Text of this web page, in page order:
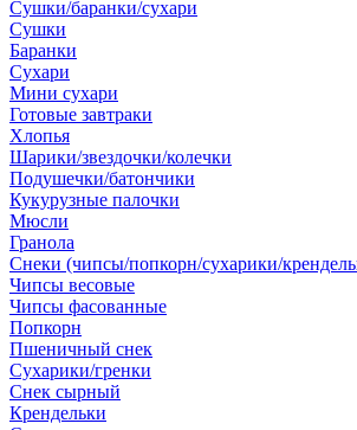
Сушки/баранки/сухари
Сушки
Баранки
Сухари
Мини сухари
Готовые завтраки
Хлопья
Шарики/звездочки/колечки
Подушечки/батончики
Кукурузные палочки
Мюсли
Гранола
Снеки (чипсы/попкорн/сухарики/
Чипсы весовые
Чипсы фасованные
Попкорн
Пшеничный снек
Сухарики/гренки
Снек сырный
Крендельки